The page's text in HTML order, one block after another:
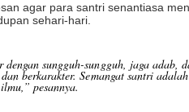
agar para santri senantiasa
sehari-hari.
dengan sungguh-sungguh, jaga adab,
berkarakter. Semangat santri
pesannya.